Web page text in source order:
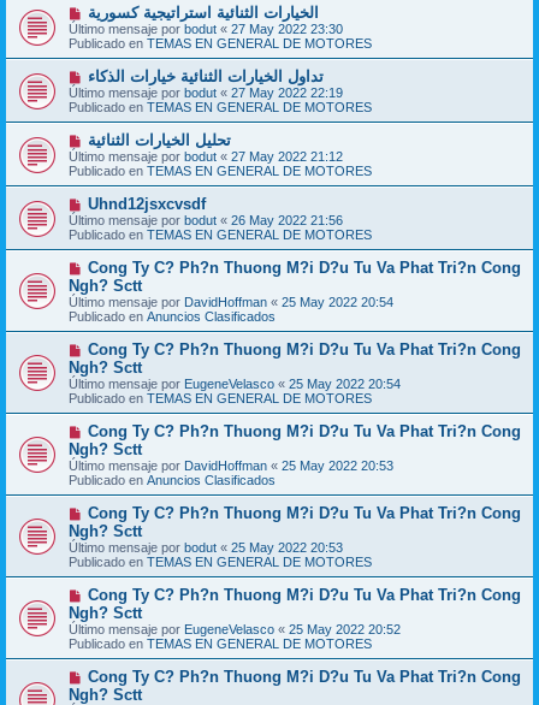
em
e
n
s
a
j
e
N
u
e
v
m
e
n
s
a
j
e
الخيارات الثنائية استراتيجية كسورية
Último mensaje por bodut « 27 May 2022 23:30
Publicado en TEMAS EN GENERAL DE MOTORES
N
u
e
v
m
e
n
s
a
j
e
تداول الخيارات الثنائية خيارات الذكاء
Último mensaje por bodut « 27 May 2022 22:19
Publicado en TEMAS EN GENERAL DE MOTORES
N
u
e
v
o
m
e
n
s
a
j
e
تحليل الخيارات الثنائية
Último mensaje por bodut « 27 May 2022 21:12
Publicado en TEMAS EN GENERAL DE MOTORES
N
u
e
v
m
e
n
s
a
Uhnd12jsxcvsdf
Último mensaje por bodut « 26 May 2022 21:56
Publicado en TEMAS EN GENERAL DE MOTORES
N
e
v
o
m
e
n
s
a
e
Cong Ty C? Ph?n Thuong M?i D?u Tu Va Phat Tri?n Cong
Ngh? Sctt
Último mensaje por DavidHoffman « 25 May 2022 20:54
Publicado en Anuncios Clasificados
N
e
v
o
m
e
n
s
a
e
Cong Ty C? Ph?n Thuong M?i D?u Tu Va Phat Tri?n Cong
Ngh? Sctt
Último mensaje por EugeneVelasco « 25 May 2022 20:54
Publicado en TEMAS EN GENERAL DE MOTORES
N
e
v
o
m
e
n
s
a
e
Cong Ty C? Ph?n Thuong M?i D?u Tu Va Phat Tri?n Cong
Ngh? Sctt
Último mensaje por DavidHoffman « 25 May 2022 20:53
Publicado en Anuncios Clasificados
N
e
v
o
m
e
n
s
a
e
Cong Ty C? Ph?n Thuong M?i D?u Tu Va Phat Tri?n Cong
Ngh? Sctt
Último mensaje por bodut « 25 May 2022 20:53
Publicado en TEMAS EN GENERAL DE MOTORES
N
e
v
o
m
e
n
Cong Ty C? Ph?n Thuong M?i D?u Tu Va Phat Tri?n Cong
Ngh? Sctt
Último mensaje por EugeneVelasco « 25 May 2022 20:52
Publicado en TEMAS EN GENERAL DE MOTORES
N
e
Cong Ty C? Ph?n Thuong M?i D?u Tu Va Phat Tri?n Cong
Ngh? Sctt